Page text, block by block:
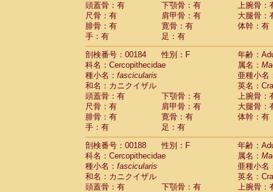
頭蓋骨：有
下顎骨：有
上腕骨：
尺骨：有
肩甲骨：有
大腿骨：
腓骨：有
寛骨：有
体幹：有
手：有
足：有
剖検番号：00184
性別：F
年齢：
科名：Cercopithecidae
属名：
種小名： fascicularis
亜種小名
和名：カニクイザル
英名：
頭蓋骨：有
下顎骨：有
上腕骨：
尺骨：有
肩甲骨：有
大腿骨：
腓骨：有
寛骨：有
体幹：有
手：有
足：有
剖検番号：00188
性別：F
年齢：
科名：Cercopithecidae
属名：
種小名： fascicularis
亜種小名
和名：カニクイザル
英名：
頭蓋骨：有
下顎骨：有
上腕骨：